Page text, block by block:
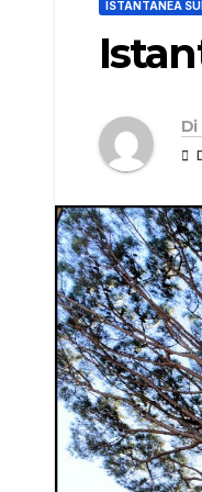
ISTANTANEA
Di